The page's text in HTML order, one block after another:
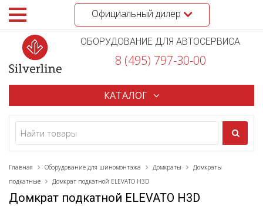
Официальный дилер
ОБОРУДОВАНИЕ ДЛЯ АВТОСЕРВИСА
8 (495) 797-30-00
КАТАЛОГ
Главная Оборудование для шиномонтажа Домкраты
Домкраты
подкатные
Домкрат подкатной ELEVATO H3D
Домкрат подкатной ELEVATO H3D